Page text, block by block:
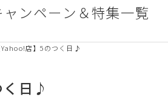
ンペーン＆特集一覧
Yahoo!店】5のつく日♪
く日♪